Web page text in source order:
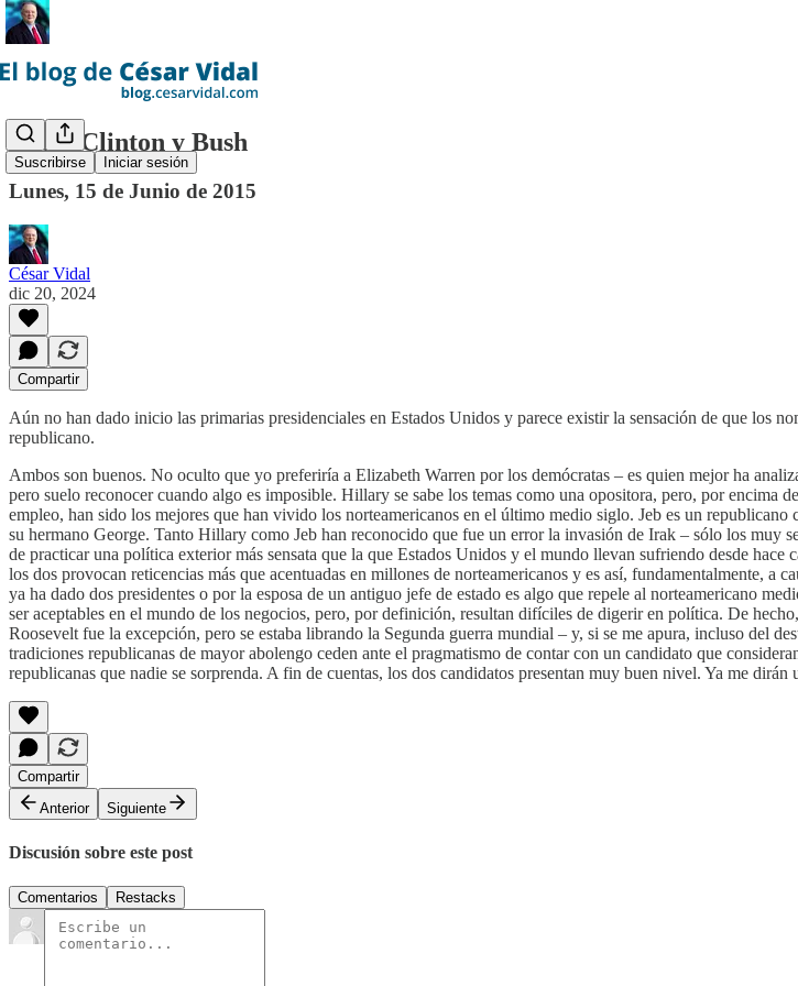
Suscribirse Iniciar sesión
Entre Clinton y Bush
Lunes, 15 de Junio de 2015
César Vidal
dic 20, 2024
Compartir
Aún no han dado inicio las primarias presidenciales en Estados Unidos y parece existir la sensación de que los
republicano.
Ambos son buenos. No oculto que yo preferiría a Elizabeth Warren por los demócratas – es quien mejor ha
pero suelo reconocer cuando algo es imposible. Hillary se sabe los temas como una opositora, pero, por encima
empleo, han sido los mejores que han vivido los norteamericanos en el último medio siglo. Jeb es un
su hermano George. Tanto Hillary como Jeb han reconocido que fue un error la invasión de Irak – sólo los muy
de practicar una política exterior más sensata que la que Estados Unidos y el mundo llevan sufriendo desde
los dos provocan reticencias más que acentuadas en millones de norteamericanos y es así, fundamentalmente,
ya ha dado dos presidentes o por la esposa de un antiguo jefe de estado es algo que repele al norteamericano
ser aceptables en el mundo de los negocios, pero, por definición, resultan difíciles de digerir en política. De
Roosevelt fue la excepción, pero se estaba librando la Segunda guerra mundial – y, si se me apura, incluso del
tradiciones republicanas de mayor abolengo ceden ante el pragmatismo de contar con un candidato que
republicanas que nadie se sorprenda. A fin de cuentas, los dos candidatos presentan muy buen nivel. Ya me dirán
Compartir
Anterior
Siguiente
Discusión sobre este post
Comentarios Restacks